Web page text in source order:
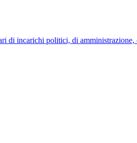
di incarichi politici, di